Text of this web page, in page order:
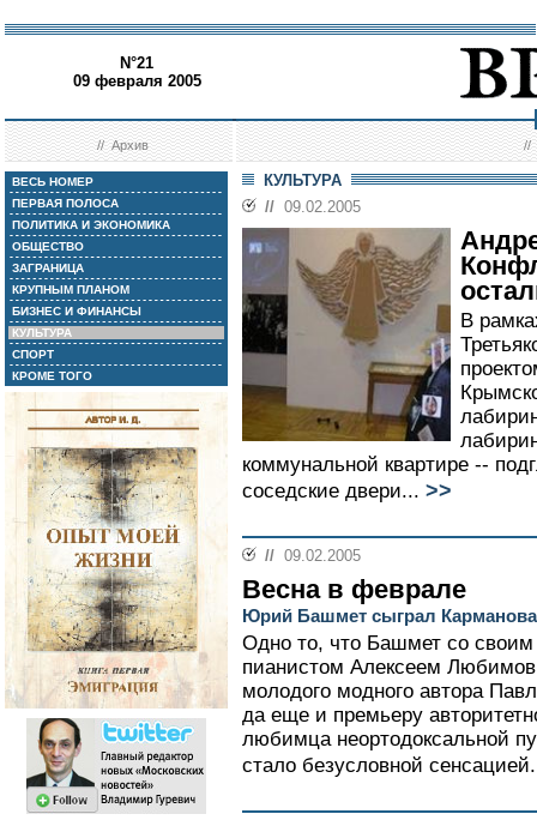
N°21
09 февраля 2005
//Архив //
ВЕСЬ НОМЕР
ПЕРВАЯ ПОЛОСА
ПОЛИТИКА И ЭКОНОМИКА
ОБЩЕСТВО
ЗАГРАНИЦА
КРУПНЫМ ПЛАНОМ
БИЗНЕС И ФИНАНСЫ
КУЛЬТУРА
СПОРТ
КРОМЕ ТОГО
КУЛЬТУРА
// 09.02.2005
В
коммунальной квартире --
соседские двери... >>
// 09.02.2005
Весна в феврале
Юрий Башмет сыграл
Одно то, что Башмет со
пианистом Алексеем
молодого модного автора
да еще и премьеру
любимца неортодоксальной
стало безусловной